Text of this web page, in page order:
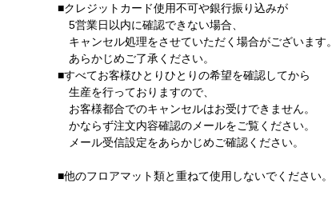
■クレジットカード使用不可や銀行振り込みが
5営業日以内に確認できない場合、
キャンセル処理をさせていただく場合がございます。
あらかじめご了承ください。
■すべてお客様ひとりひとりの希望を確認してから
生産を行っておりますので、
お客様都合でのキャンセルはお受けできません。
かならず注文内容確認のメールをご覧ください。
メール受信設定をあらかじめご確認ください。
■他のフロアマット類と重ねて使用しないでください。